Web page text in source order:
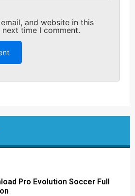
and website in this
time I comment.
Pro Evolution Soccer Full